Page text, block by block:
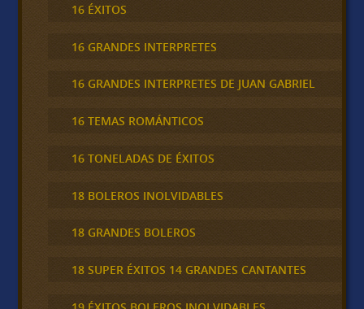
16 ÉXITOS
16 GRANDES INTERPRETES
16 GRANDES INTERPRETES DE JUAN GABRIEL
16 TEMAS ROMÁNTICOS
16 TONELADAS DE ÉXITOS
18 BOLEROS INOLVIDABLES
18 GRANDES BOLEROS
18 SUPER ÉXITOS 14 GRANDES CANTANTES